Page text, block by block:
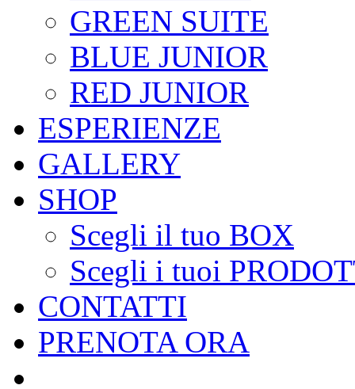
GREEN SUITE
BLUE JUNIOR
RED JUNIOR
ESPERIENZE
GALLERY
SHOP
Scegli il tuo BOX
Scegli i tuoi
CONTATTI
PRENOTA ORA